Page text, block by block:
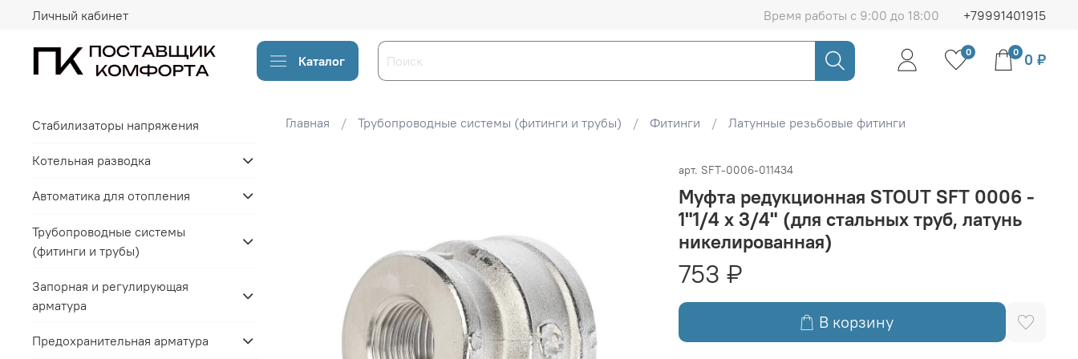
Личный кабинет Время работы с 9:00 до 18:00 +79991401915
Каталог
0 0 0 ₽
Главная Трубопроводные системы (фитинги и трубы) Фитинги Латунные резьбовые фитинги
арт. SFT-0006-011434
Муфта редукционная STOUT SFT 0006 -
1"1/4 x 3/4" (для стальных труб, латунь
никелированная)
753 ₽
В корзину
Стабилизаторы напряжения
Котельная разводка
Автоматика для отопления
Трубопроводные системы
(фитинги и трубы)
Запорная и регулирующая
арматура
Предохранительная арматура